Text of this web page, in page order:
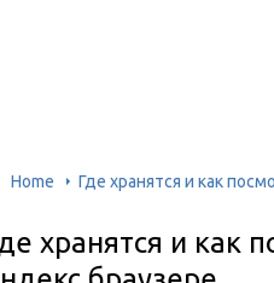
Home Где хранятся и как
хранятся и как